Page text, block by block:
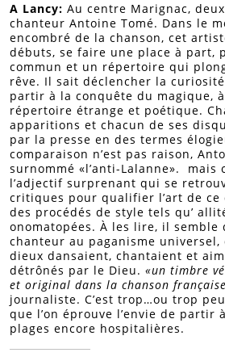
A Lancy: Au centre Marignac,
chanteur Antoine Tomé. Dans le
encombré de la chanson, cet
débuts, se faire une place à part,
commun et un répertoire qui
rêve. Il sait déclencher la
partir à la conquête du magique,
répertoire étrange et poétique.
apparitions et chacun de ses
par la presse en des termes
comparaison n’est pas raison,
surnommé «l’anti-Lalanne». mais
l’adjectif surprenant qui se
critiques pour qualifier l’art de
des procédés de style tels qu’
onomatopées. À les lire, il semble
chanteur au paganisme universel,
dieux dansaient, chantaient et
détrônés par le Dieu. «un timbre
et original dans la chanson
journaliste. C’est trop…ou trop
que l’on éprouve l’envie de partir
plages encore hospitalières.